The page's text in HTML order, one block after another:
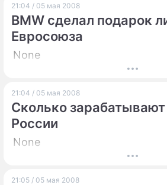
21:04 / 05 мая 2008
BMW сделал подарок
Евросоюза
None
21:04 / 05 мая 2008
Сколько
России
None
21:05 / 05 мая 2008